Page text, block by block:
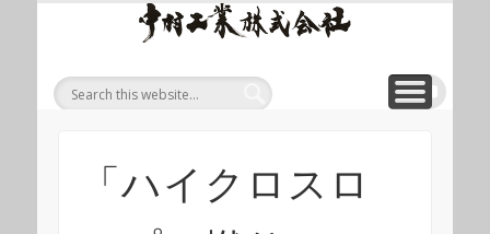
ープ
等重
CORPORATE 会社概要
WIREROPE ワイヤロープについて
MODULIFT モジュリフト
PRODUCT 製品
ONLINE SHOP 「ロープくん」ECショップ
CONTACT お問い合わせ
「ハイクロスロ